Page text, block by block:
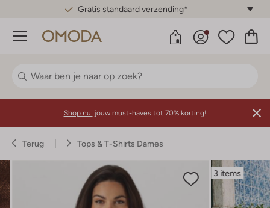
Gratis standaard verzending*
Menu
Shop nu: jouw must-haves tot 70% korting!
Terug Tops & T-Shirts Dames
3 items